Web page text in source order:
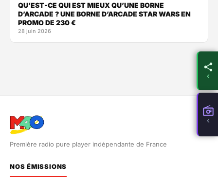
QU’EST-CE QUI EST MIEUX QU’UNE BORNE
D’ARCADE ? UNE BORNE D’ARCADE STAR WARS EN
PROMO DE 230 €
28 juin 2026
Première radio pure player indépendante de France
NOS ÉMISSIONS